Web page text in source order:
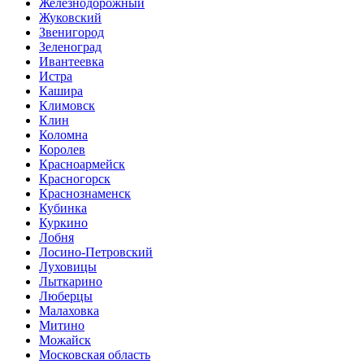
Жуковский
Звенигород
Зеленоград
Ивантеевка
Истра
Кашира
Климовск
Клин
Коломна
Королев
Красноармейск
Красногорск
Краснознаменск
Кубинка
Куркино
Лобня
Лосино-Петровский
Луховицы
Лыткарино
Люберцы
Малаховка
Митино
Можайск
Московская область